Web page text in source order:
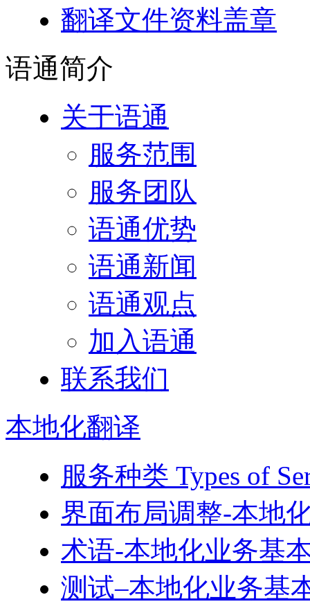
翻译文件资料盖章
语通简介
关于语通
服务范围
服务团队
语通优势
语通新闻
语通观点
加入语通
联系我们
本地化翻译
服务种类 Types of
界面布局调整-本地
术语-本地化业务基
测试–本地化业务基